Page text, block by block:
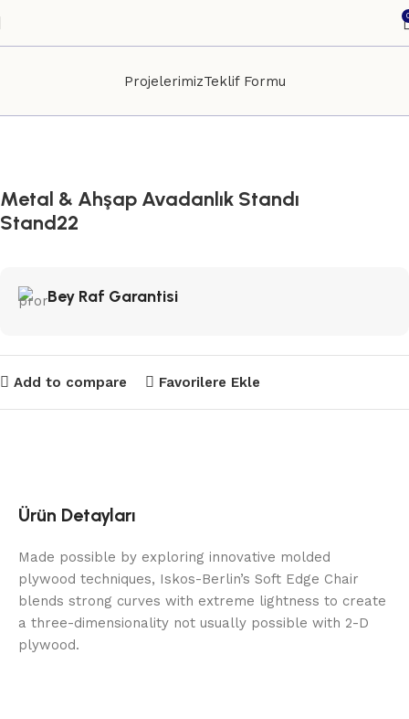
ProjelerimizTeklif Formu
Metal & Ahşap Avadanlık Standı
Stand22
Bey Raf Garantisi
Add to compare Favorilere Ekle
Ürün Detayları
Made possible by exploring innovative molded
plywood techniques, Iskos-Berlin’s Soft Edge Chair
blends strong curves with extreme lightness to create
a three-dimensionality not usually possible with 2-D
plywood.